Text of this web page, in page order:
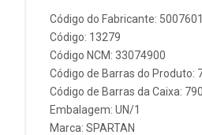
Código do Fabricante:
Código: 13279
Código NCM: 33074900
Código de Barras do Produto:
Código de Barras da Caixa:
Embalagem: UN/1
Marca: SPARTAN